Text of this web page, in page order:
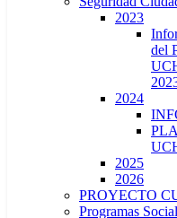
2023
del
2024
2025
2026
PROYECTO
Programas